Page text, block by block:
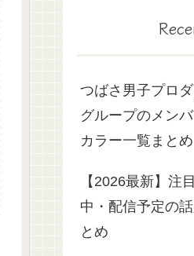
つばさ男子プロ
グループのメン
カラー一覧まとめ
【2026最新】注
中・配信予定の
とめ